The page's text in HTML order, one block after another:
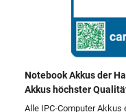
Notebook Akkus der
Akkus höchster
Alle IPC-Computer